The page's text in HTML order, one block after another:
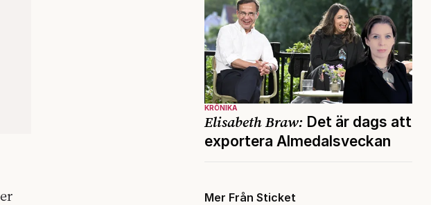
KRÖNIKA
Elisabeth Braw: Det är dags att
exportera Almedalsveckan
Mer Från Sticket